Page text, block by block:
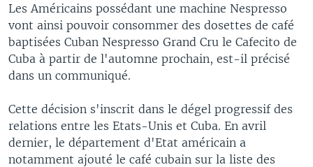
Les Américains possédant une machine Nespresso
vont ainsi pouvoir consommer des dosettes de café
baptisées Cuban Nespresso Grand Cru le Cafecito de
Cuba à partir de l'automne prochain, est-il précisé
dans un communiqué.
Cette décision s'inscrit dans le dégel progressif des
relations entre les Etats-Unis et Cuba. En avril
dernier, le département d'Etat américain a
notamment ajouté le café cubain sur la liste des